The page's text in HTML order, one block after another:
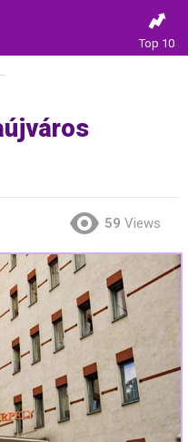
Top 10
59 Views